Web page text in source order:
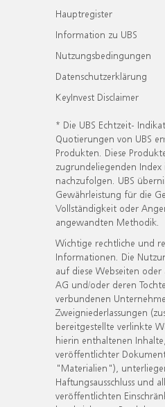
Hauptregister
Information zu UBS
Nutzungsbedingungen
Datenschutzerklärung
KeyInvest Disclaimer
* Die UBS Echtzeit-
Quotierungen von UBS
Produkten. Diese
zugrundeliegenden Index
nachzufolgen. UBS
Gewährleistung für die
Vollständigkeit oder
angewandten Methodik.
Wichtige rechtliche und
Informationen. Die
auf diese Webseiten oder
AG und/oder deren
verbundenen
Zweigniederlassungen
bereitgestellte verlinkte
hierin enthaltenen
veröffentlichter
"Materialien"),
Haftungsausschluss und
veröffentlichten